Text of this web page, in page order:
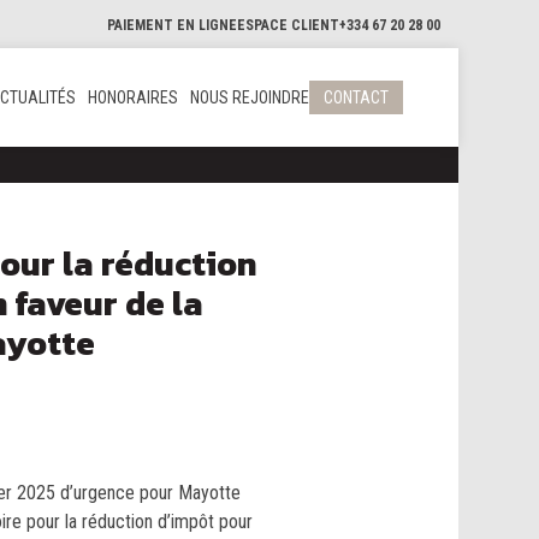
PAIEMENT EN LIGNE ESPACE CLIENT+334 67 20 28 00
HONORAIRES NOUS REJOINDRE CONTACT
la réduction
faveur de la
2025 d’urgence pour Mayotte
pour la réduction d’impôt pour